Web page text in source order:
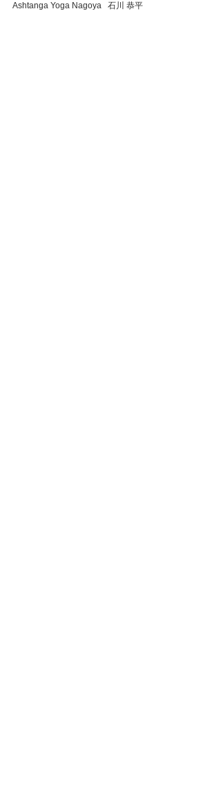
Ashtanga Yoga Nagoya   石川 恭平